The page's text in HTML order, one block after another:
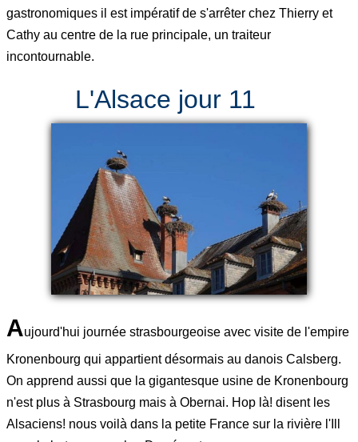
gastronomiques il est impératif de s'arrêter chez Thierry et
Cathy au centre de la rue principale, un traiteur
incontournable.
L'Alsace jour 11
Aujourd'hui journée strasbourgeoise avec visite de l'empire
Kronenbourg qui appartient désormais au danois Calsberg.
On apprend aussi que la gigantesque usine de Kronenbourg
n'est plus à Strasbourg mais à Obernai. Hop là! disent les
Alsaciens! nous voilà dans la petite France sur la rivière l'Ill